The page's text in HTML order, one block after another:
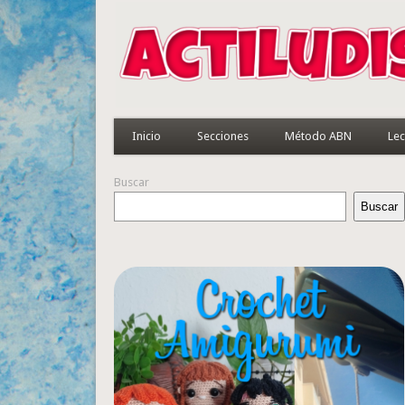
Inicio Secciones Método ABN
Buscar
Buscar